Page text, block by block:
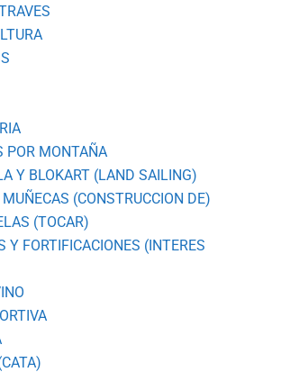
POR MONTAÑA
Y BLOKART (LAND SAILING)
(CONSTRUCCION DE)
(TOCAR)
Y FORTIFICACIONES (INTERES